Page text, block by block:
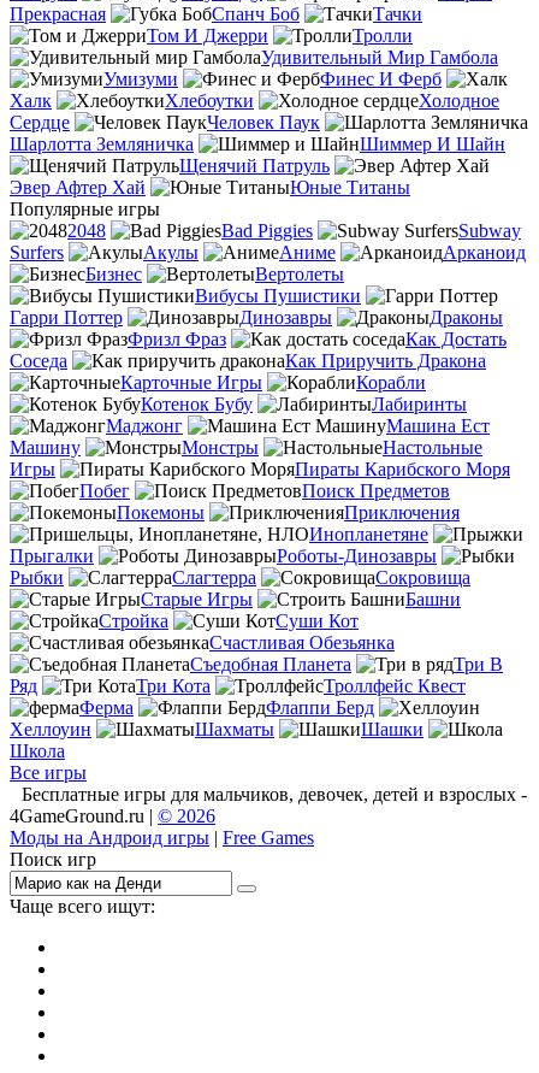
Прекрасная
Спанч Боб
Тачки
Том И Джерри
Тролли
Удивительный Мир Гамбола
Умизуми
Финес И Ферб
Халк
Хлебоутки
Холодное
Сердце
Человек Паук
Шарлотта Земляничка
Шиммер И Шайн
Щенячий Патруль
Эвер Афтер Хай
Юные Титаны
Популярные игры
2048
Bad Piggies
Subway
Surfers
Акулы Аниме
Арканоид
Бизнес
Вертолеты
Вибусы Пушистики
Гарри Поттер
Динозавры
Драконы
Фризл Фраз
Как Достать
Соседа
Как Приручить Дракона
Карточные Игры
Корабли
Котенок Бубу
Лабиринты
Маджонг
Машина Ест
Машину
Монстры
Настольные
Игры
Пираты Карибского Моря
Побег
Поиск Предметов
Покемоны
Приключения
Инопланетяне
Прыгалки
Роботы-Динозавры
Рыбки
Слагтерра
Сокровища
Старые Игры
Башни
Стройка
Суши Кот
Счастливая Обезьянка
Съедобная Планета
Три В
Ряд
Три Кота
Троллфейс Квест
Ферма
Флаппи Берд
Хеллоуин
Шахматы
Шашки
Школа
Все игры
Бесплатные игры для мальчиков, девочек, детей и взрослых -
4GameGround.ru | © 2026
Моды на Андроид игры | Free Games
Поиск игр
Чаще всего ищут: